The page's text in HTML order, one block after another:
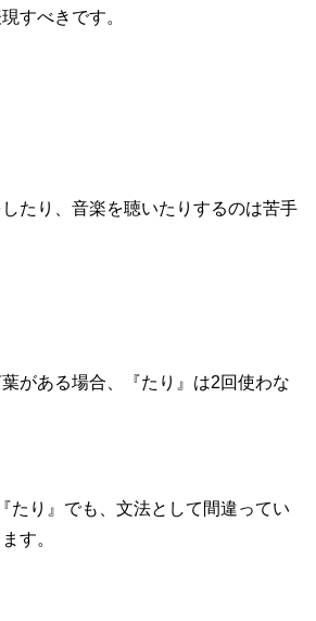
すべきです。
たり、音楽を聴いたりするのは苦手
がある場合、『たり』は2回使わな
たり』でも、文法として間違ってい
す。